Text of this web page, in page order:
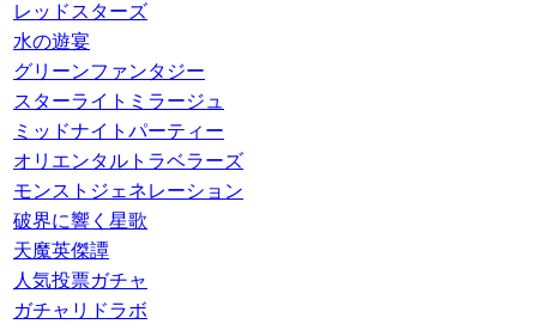
レッドスターズ
水の遊宴
グリーンファンタジー
スターライトミラージュ
ミッドナイトパーティー
オリエンタルトラベラーズ
モンストジェネレーション
破界に響く星歌
天魔英傑譚
人気投票ガチャ
ガチャリドラボ